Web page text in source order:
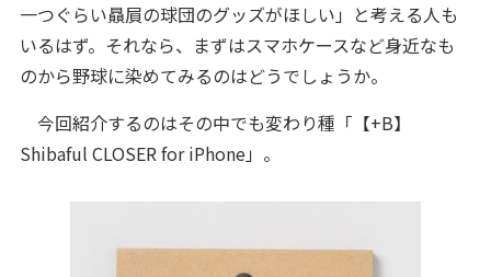
一つぐらい贔屓の球団のグッズがほしい」と考える人も
いるはず。それなら、まずはスマホケースなど身近なも
のから野球に染めてみるのはどうでしょうか。
今回紹介するのはその中でも変わり種「【+B】
Shibaful CLOSER for iPhone」。